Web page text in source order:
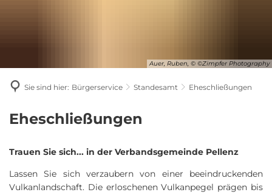
Auer, Ruben, © ©Zimpfer Photography
Sie sind hier: Bürgerservice Standesamt Eheschließungen
Eheschließungen
Eheschließungen
Trauen Sie sich... in der Verbandsgemeinde Pellenz
Lassen Sie sich verzaubern von einer beeindruckenden
Vulkanlandschaft. Die erloschenen Vulkanpegel prägen bis